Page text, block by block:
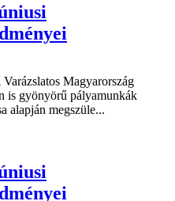
Magyarország
is gyönyörű pályamunkák
alapján megszüle...